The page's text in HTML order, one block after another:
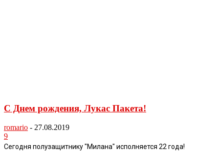
С Днем рождения, Лукас Пакета!
romario - 27.08.2019
9
Сегодня полузащитнику "Милана" исполняется 22 года!